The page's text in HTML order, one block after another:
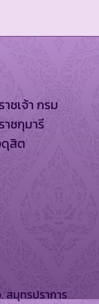
ชเจ้า กรม
ชกุมารี
ดุสิต
สมุทรปราการ